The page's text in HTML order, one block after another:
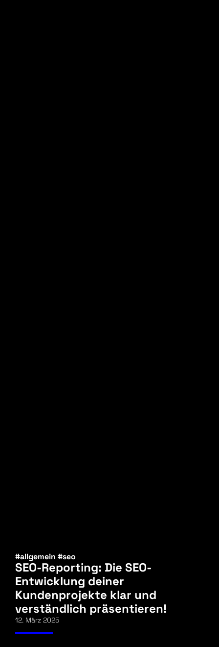
#allgemein #seo
SEO-Reporting: Die SEO-
Entwicklung deiner
Kundenprojekte klar und
verständlich präsentieren!
12. März 2025